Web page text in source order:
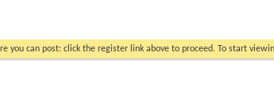
you can post: click the register link above to proceed. To start